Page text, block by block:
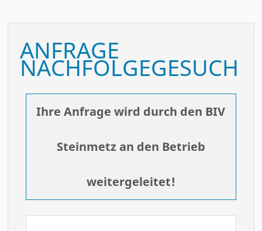
ANFRAGE
NACHFOLGEGESUCH
Ihre Anfrage wird durch den BIV
Steinmetz an den Betrieb
weitergeleitet!